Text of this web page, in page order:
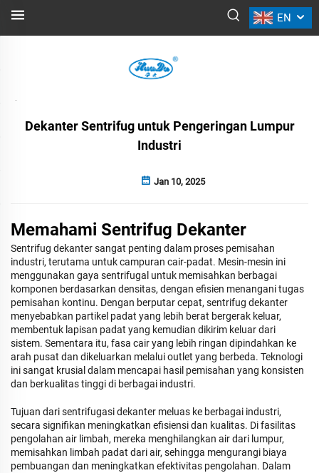
EN
BERITA
Dekanter Sentrifug untuk Pengeringan Lumpur
Industri
Jan 10, 2025
Memahami Sentrifug Dekanter
Sentrifug dekanter sangat penting dalam proses pemisahan
industri, terutama untuk campuran cair-padat. Mesin-mesin ini
menggunakan gaya sentrifugal untuk memisahkan berbagai
komponen berdasarkan densitas, dengan efisien menangani tugas
pemisahan kontinu. Dengan berputar cepat, sentrifug dekanter
menyebabkan partikel padat yang lebih berat bergerak keluar,
membentuk lapisan padat yang kemudian dikirim keluar dari
sistem. Sementara itu, fasa cair yang lebih ringan dipindahkan ke
arah pusat dan dikeluarkan melalui outlet yang berbeda. Teknologi
ini sangat krusial dalam mencapai hasil pemisahan yang konsisten
dan berkualitas tinggi di berbagai industri.
Tujuan dari sentrifugasi dekanter meluas ke berbagai industri,
secara signifikan meningkatkan efisiensi dan kualitas. Di fasilitas
pengolahan air limbah, mereka menghilangkan air dari lumpur,
memisahkan limbah padat dari air, sehingga mengurangi biaya
pembuangan dan meningkatkan efektivitas pengolahan. Dalam